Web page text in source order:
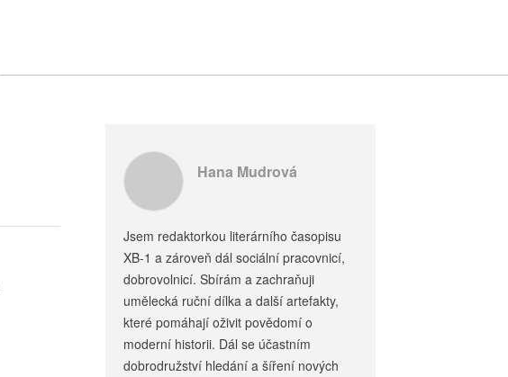
Hana Mudrová
Jsem redaktorkou literárního časopisu
XB-1 a zároveň dál sociální pracovnicí,
dobrovolnicí. Sbírám a zachraňuji
umělecká ruční dílka a další artefakty,
které pomáhají oživit povědomí o
moderní historii. Dál se účastním
dobrodružství hledání a šíření nových